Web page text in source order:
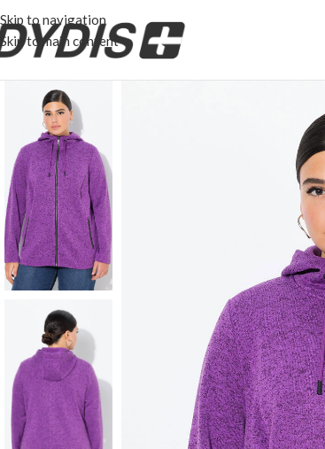
Skip to navigation
Skip to main content